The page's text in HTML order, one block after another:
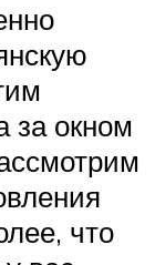
за окном
что